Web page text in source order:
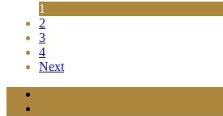
1
2
3
4
Next